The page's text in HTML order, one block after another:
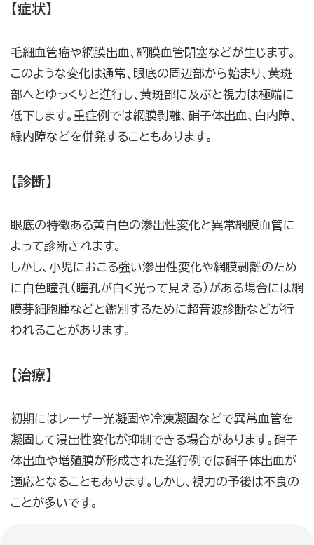
【症状】
毛細血管瘤や網膜出血、網膜血管閉塞などが生じます。
このような変化は通常、眼底の周辺部から始まり、黄斑
部へとゆっくりと進行し、黄斑部に及ぶと視力は極端に
低下します。重症例では網膜剥離、硝子体出血、白内障、
緑内障などを併発することもあります。
【診断】
眼底の特徴ある黄白色の滲出性変化と異常網膜血管に
よって診断されます。
しかし、小児におこる強い滲出性変化や網膜剥離のため
に白色瞳孔（瞳孔が白く光って見える）がある場合には網
膜芽細胞腫などと鑑別するために超音波診断などが行
われることがあります。
【治療】
初期にはレーザー光凝固や冷凍凝固などで異常血管を
凝固して浸出性変化が抑制できる場合があります。硝子
体出血や増殖膜が形成された進行例では硝子体出血が
適応となることもあります。しかし、視力の予後は不良の
ことが多いです。